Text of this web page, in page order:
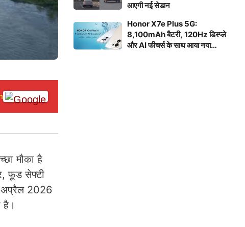
मौका है
फूड सेफ्टी
अप्रैल 2026
आएगी नई सेडान
Honor X7e Plus 5G:
8,100mAh बैटरी, 120Hz डिस्प्ले
और AI फीचर्स के साथ आया नया